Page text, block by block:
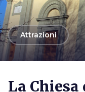
arrow_backAttrazioni
La Chiesa